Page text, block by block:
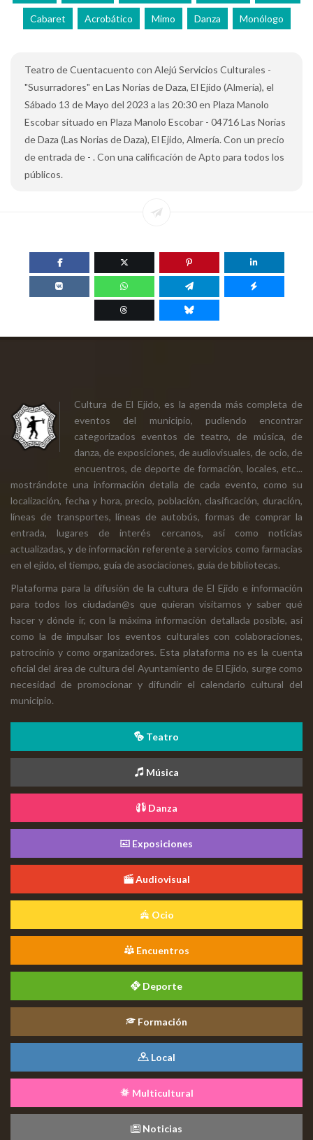
Cabaret Acrobático Mimo Danza Monólogo
Teatro de Cuentacuento con Alejú Servicios Culturales -
"Susurradores" en Las Norias de Daza, El Ejido (Almería), el
Sábado 13 de Mayo del 2023 a las 20:30 en Plaza Manolo
Escobar situado en Plaza Manolo Escobar - 04716 Las Norias
de Daza (Las Norias de Daza), El Ejido, Almería. Con un precio
de entrada de - . Con una calificación de Apto para todos los
públicos.
Cultura de El Ejido, es la agenda más completa de
eventos del municipio, pudiendo encontrar
categorizados eventos de teatro, de música, de
danza, de exposiciones, de audiovisuales, de ocio, de
encuentros, de deporte de formación, locales, etc...
mostrándote una información detalla de cada evento, como su
localización, fecha y hora, precio, población, clasificación, duración,
líneas de transportes, líneas de autobús, formas de comprar la
entrada, lugares de interés cercanos, así como noticias
actualizadas, y de información referente a servicios como farmacias
en el ejido, el tiempo, guía de asociaciones, guía de bibliotecas.
Plataforma para la difusión de la cultura de El Ejido e información
para todos los ciudadan@s que quieran visitarnos y saber qué
hacer y dónde ir, con la máxima información detallada posible, así
como la de impulsar los eventos culturales con colaboraciones,
patrocinio y como organizadores. Esta plataforma no es la cuenta
oficial del área de cultura del Ayuntamiento de El Ejido, surge como
necesidad de promocionar y difundir el calendario cultural del
municipio.
Teatro
Música
Danza
Exposiciones
Audiovisual
Ocio
Encuentros
Deporte
Formación
Local
Multicultural
Noticias